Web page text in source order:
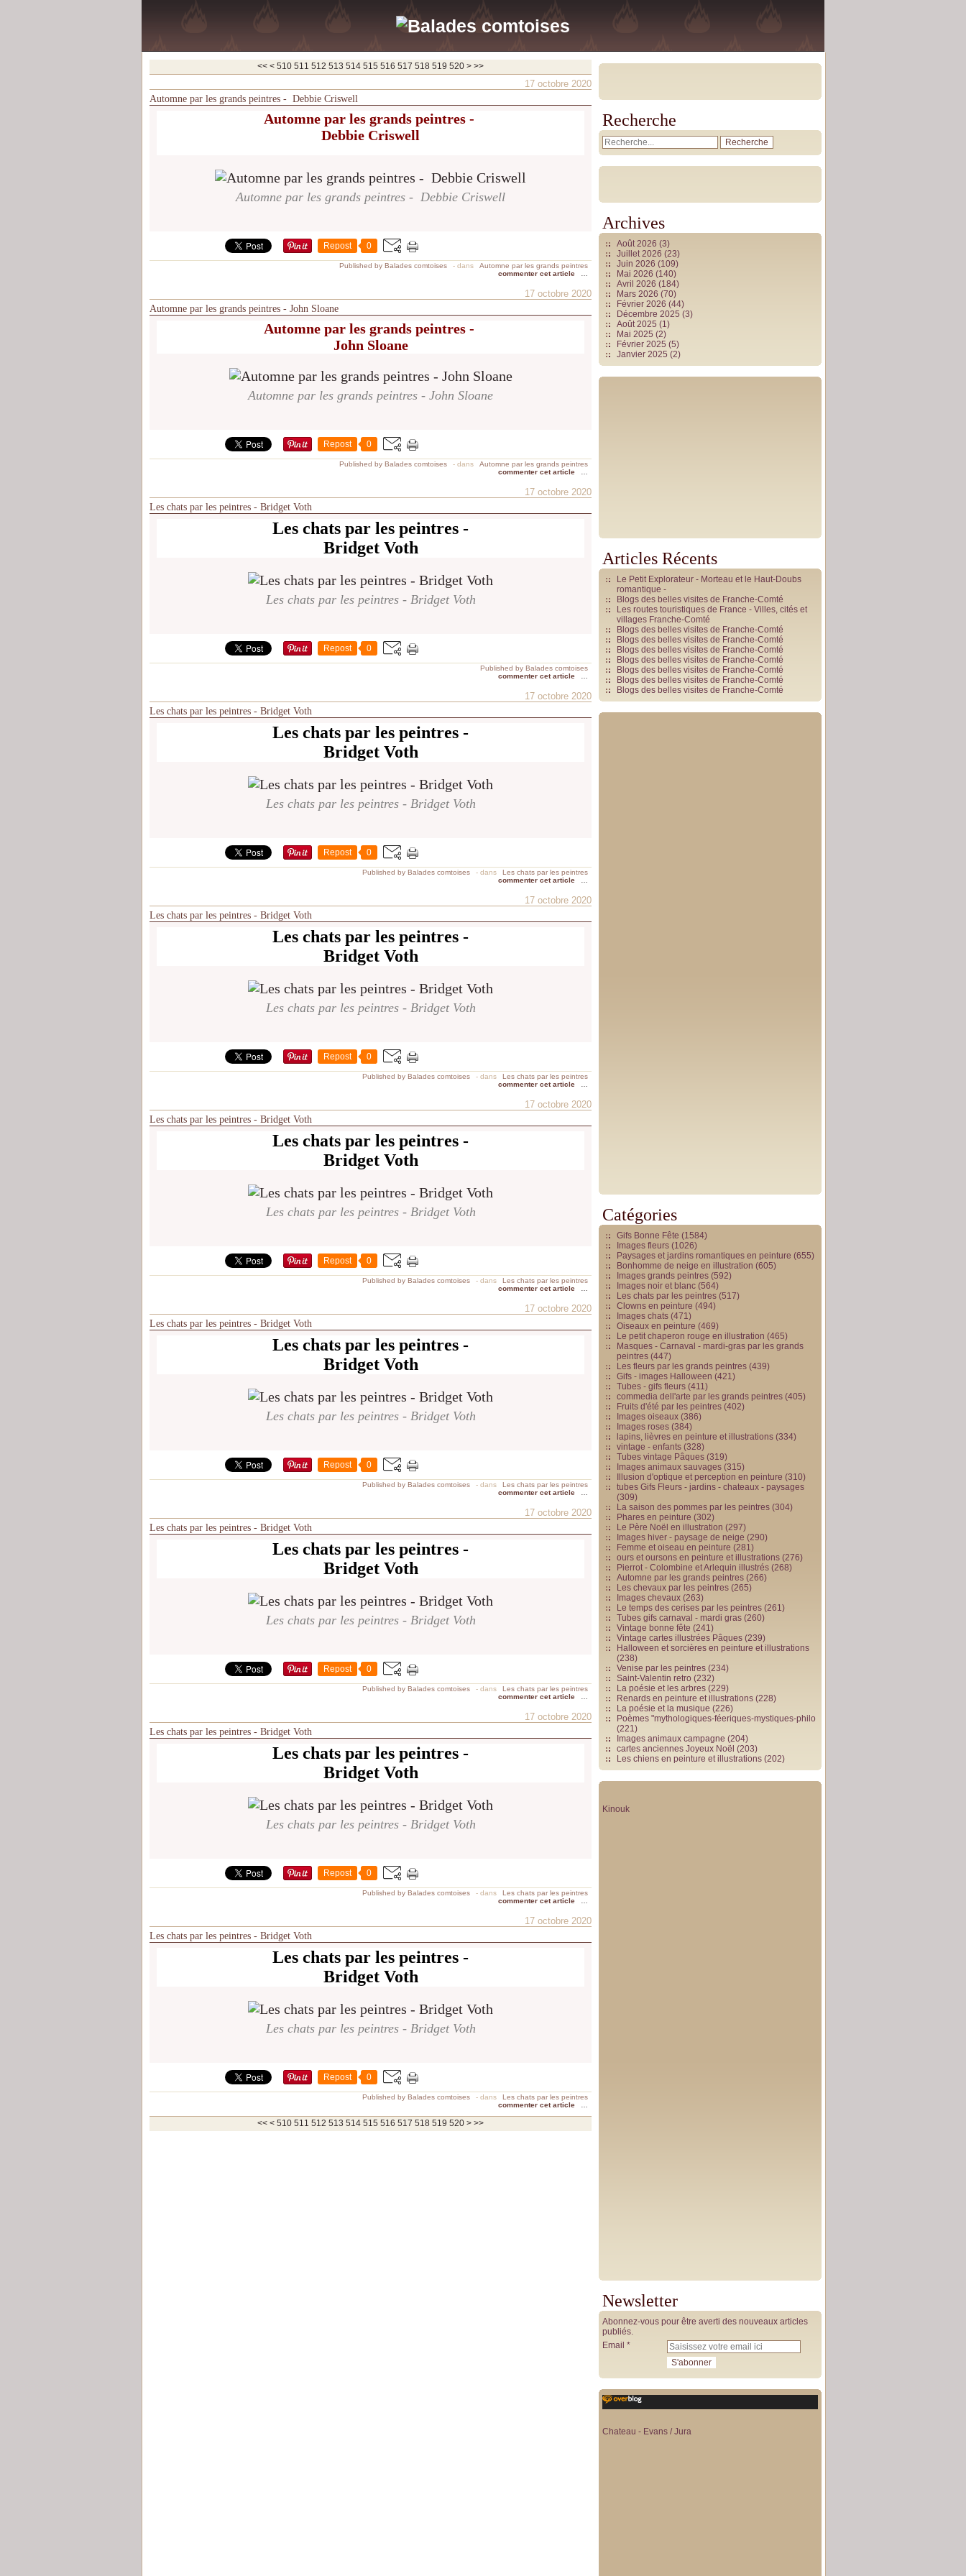
<< < 500
510 511 512 513 514 515 516 517 518 519 520 530
540
550
560
570
580
590
600
700
800
900
1000
1100
1200
1300
1400
1500
1600
1700
1800
1900
2000
2100
2200
2300
2400
2500
2600
2700
2800
2900
3000
3100
3200
3300
3400
3500
3600
3700
> >>
17 octobre 2020
Automne par les grands peintres - Debbie Criswell
Automne par les grands peintres -
Debbie Criswell
Automne par les grands peintres - Debbie Criswell
Repost 0
Published by Balades comtoises - dans
Automne par les grands peintres
commenter cet article
17 octobre 2020
Automne par les grands peintres - John Sloane
Automne par les grands peintres -
John Sloane
Automne par les grands peintres - John Sloane
Repost 0
Published by Balades comtoises - dans
Automne par les grands peintres
commenter cet article
17 octobre 2020
Les chats par les peintres - Bridget Voth
Les chats par les peintres -
Bridget Voth
Les chats par les peintres - Bridget Voth
Repost 0
Published by Balades comtoises
commenter cet article
17 octobre 2020
Les chats par les peintres - Bridget Voth
Les chats par les peintres -
Bridget Voth
Les chats par les peintres - Bridget Voth
Repost 0
Published by Balades comtoises - dans
Les chats par les peintres
commenter cet article
17 octobre 2020
Les chats par les peintres - Bridget Voth
Les chats par les peintres -
Bridget Voth
Les chats par les peintres - Bridget Voth
Repost 0
Published by Balades comtoises - dans
Les chats par les peintres
commenter cet article
17 octobre 2020
Les chats par les peintres - Bridget Voth
Les chats par les peintres -
Bridget Voth
Les chats par les peintres - Bridget Voth
Repost 0
Published by Balades comtoises - dans
Les chats par les peintres
commenter cet article
17 octobre 2020
Les chats par les peintres - Bridget Voth
Les chats par les peintres -
Bridget Voth
Les chats par les peintres - Bridget Voth
Repost 0
Published by Balades comtoises - dans
Les chats par les peintres
commenter cet article
17 octobre 2020
Les chats par les peintres - Bridget Voth
Les chats par les peintres -
Bridget Voth
Les chats par les peintres - Bridget Voth
Repost 0
Published by Balades comtoises - dans
Les chats par les peintres
commenter cet article
17 octobre 2020
Les chats par les peintres - Bridget Voth
Les chats par les peintres -
Bridget Voth
Les chats par les peintres - Bridget Voth
Repost 0
Published by Balades comtoises - dans
Les chats par les peintres
commenter cet article
17 octobre 2020
Les chats par les peintres - Bridget Voth
Les chats par les peintres -
Bridget Voth
Les chats par les peintres - Bridget Voth
Repost 0
Published by Balades comtoises - dans
Les chats par les peintres
commenter cet article
<< < 500
510 511 512 513 514 515 516 517 518 519 520 530
540
550
560
570
580
590
600
700
800
900
1000
1100
1200
1300
1400
1500
1600
1700
1800
1900
2000
2100
2200
2300
2400
2500
2600
2700
2800
2900
3000
3100
3200
3300
3400
3500
3600
3700
> >>
Recherche
Archives
Août 2026 (3)
Juillet 2026 (23)
Juin 2026 (109)
Mai 2026 (140)
Avril 2026 (184)
Mars 2026 (70)
Février 2026 (44)
Décembre 2025 (3)
Août 2025 (1)
Mai 2025 (2)
Février 2025 (5)
Janvier 2025 (2)
Articles Récents
Le Petit Explorateur - Morteau et le Haut-Doubs
romantique -
Blogs des belles visites de Franche-Comté
Les routes touristiques de France - Villes, cités et
villages Franche-Comté
Blogs des belles visites de Franche-Comté
Blogs des belles visites de Franche-Comté
Blogs des belles visites de Franche-Comté
Blogs des belles visites de Franche-Comté
Blogs des belles visites de Franche-Comté
Blogs des belles visites de Franche-Comté
Blogs des belles visites de Franche-Comté
Catégories
Gifs Bonne Fête (1584)
Images fleurs (1026)
Paysages et jardins romantiques en peinture (655)
Bonhomme de neige en illustration (605)
Images grands peintres (592)
Images noir et blanc (564)
Les chats par les peintres (517)
Clowns en peinture (494)
Images chats (471)
Oiseaux en peinture (469)
Le petit chaperon rouge en illustration (465)
Masques - Carnaval - mardi-gras par les grands
peintres (447)
Les fleurs par les grands peintres (439)
Gifs - images Halloween (421)
Tubes - gifs fleurs (411)
commedia dell'arte par les grands peintres (405)
Fruits d'été par les peintres (402)
Images oiseaux (386)
Images roses (384)
lapins, lièvres en peinture et illustrations (334)
vintage - enfants (328)
Tubes vintage Pâques (319)
Images animaux sauvages (315)
Illusion d'optique et perception en peinture (310)
tubes Gifs Fleurs - jardins - chateaux - paysages
(309)
La saison des pommes par les peintres (304)
Phares en peinture (302)
Le Père Noël en illustration (297)
Images hiver - paysage de neige (290)
Femme et oiseau en peinture (281)
ours et oursons en peinture et illustrations (276)
Pierrot - Colombine et Arlequin illustrés (268)
Automne par les grands peintres (266)
Les chevaux par les peintres (265)
Images chevaux (263)
Le temps des cerises par les peintres (261)
Tubes gifs carnaval - mardi gras (260)
Vintage bonne fête (241)
Vintage cartes illustrées Pâques (239)
Halloween et sorcières en peinture et illustrations
(238)
Venise par les peintres (234)
Saint-Valentin retro (232)
La poésie et les arbres (229)
Renards en peinture et illustrations (228)
La poésie et la musique (226)
Poèmes "mythologiques-féeriques-mystiques-philo
(221)
Images animaux campagne (204)
cartes anciennes Joyeux Noël (203)
Les chiens en peinture et illustrations (202)
Kinouk
Newsletter
Abonnez-vous pour être averti des nouveaux articles
publiés.
Email
Chateau - Evans / Jura